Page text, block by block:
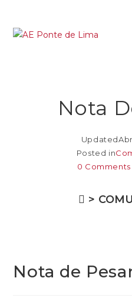
Nota
Updated
Posted in
0 Comments
>
Nota de